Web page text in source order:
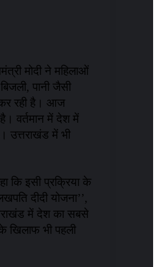
मोदी ने महिलाओं
पानी जैसी
कर रही है। आज
वर्तमान में देश में
उत्तराखंड में भी
कि इसी प्रक्रिया के
दीदी योजना’’,
में देश का सबसे
खिलाफ भी पहली